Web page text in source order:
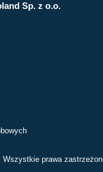
Sp. z o.o.
prawa